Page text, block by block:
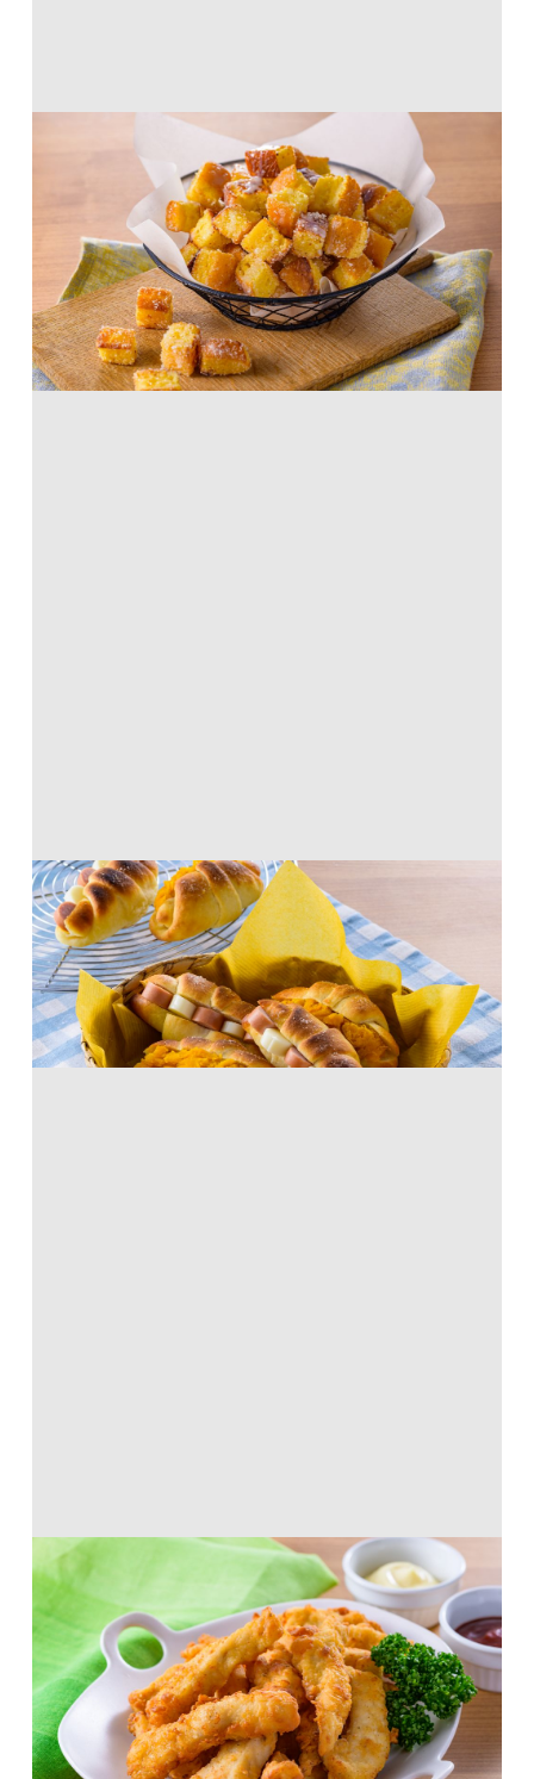
ホットケーキで！練乳バターシュガーラ
スク
パンミックス・デザートミックス
トースターで！塩パンサンド
から揚げ粉
パリッっとジューシー♪クリスピーチキ
ン
ホットケーキミックス